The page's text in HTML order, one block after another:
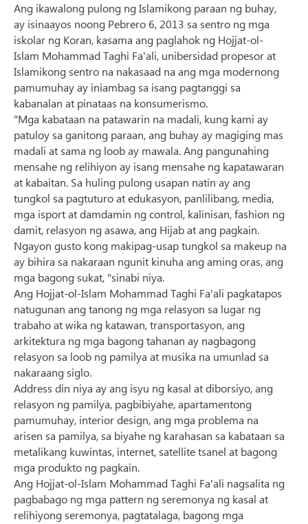
Ang ikawalong pulong ng Islamikong paraan ng buhay,
ay isinaayos noong Pebrero 6, 2013 sa sentro ng mga
iskolar ng Koran, kasama ang paglahok ng Hojjat-ol-
Islam Mohammad Taghi Fa'ali, unibersidad propesor at
Islamikong sentro na nakasaad na ang mga modernong
pamumuhay ay iniambag sa isang pagtanggi sa
kabanalan at pinataas na konsumerismo.
"Mga kabataan na patawarin na madali, kung kami ay
patuloy sa ganitong paraan, ang buhay ay magiging mas
madali at sama ng loob ay mawala. Ang pangunahing
mensahe ng relihiyon ay isang mensahe ng kapatawaran
at kabaitan. Sa huling pulong usapan natin ay ang
tungkol sa pagtuturo at edukasyon, panlilibang, media,
mga isport at damdamin ng control, kalinisan, fashion ng
damit, relasyon ng asawa, ang Hijab at ang pagkain.
Ngayon gusto kong makipag-usap tungkol sa makeup na
ay bihira sa nakaraan ngunit kinuha ang aming oras, ang
mga bagong sukat, "sinabi niya.
Ang Hojjat-ol-Islam Mohammad Taghi Fa'ali pagkatapos
natugunan ang tanong ng mga relasyon sa lugar ng
trabaho at wika ng katawan, transportasyon, ang
arkitektura ng mga bagong tahanan ay nagbagong
relasyon sa loob ng pamilya at musika na umunlad sa
nakaraang siglo.
Address din niya ay ang isyu ng kasal at diborsiyo, ang
relasyon ng pamilya, pagbibiyahe, apartamentong
pamumuhay, interior design, ang mga problema na
arisen sa pamilya, sa biyahe ng karahasan sa kabataan sa
metalikang kuwintas, internet, satellite tsanel at bagong
mga produkto ng pagkain.
Ang Hojjat-ol-Islam Mohammad Taghi Fa'ali nagsalita ng
pagbabago ng mga pattern ng seremonya ng kasal at
relihiyong seremonya, pagtatalaga, bagong mga